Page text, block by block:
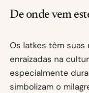
De onde vem
Os latkes têm suas
enraizadas na
especialmente
simbolizam o